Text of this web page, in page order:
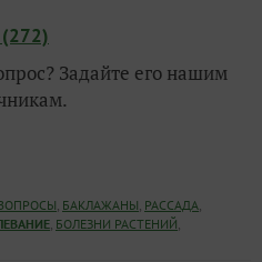
(272)
Задайте его нашим
, БАКЛАЖАНЫ, РАССАДА,
, БОЛЕЗНИ РАСТЕНИЙ,